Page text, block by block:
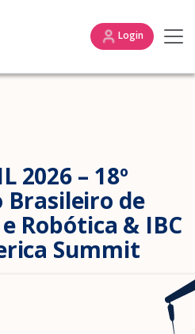
Login
2026 – 18º
Brasileiro de
Robótica & IBC
Summit